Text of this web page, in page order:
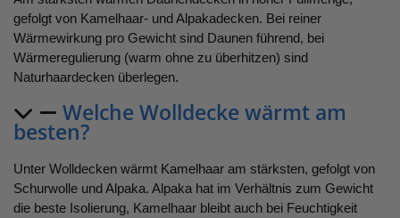
gefolgt von Kamelhaar- und Alpakadecken. Bei reiner
Wärmewirkung pro Gewicht sind Daunen führend, bei
Wärmeregulierung (warm ohne zu überhitzen) sind
Naturhaardecken überlegen.
Welche Wolldecke wärmt am
besten?
Unter Wolldecken wärmt Kamelhaar am stärksten, gefolgt von
Schurwolle und Alpaka. Alpaka hat im Verhältnis zum Gewicht
die beste Isolierung, Kamelhaar bleibt auch bei Feuchtigkeit